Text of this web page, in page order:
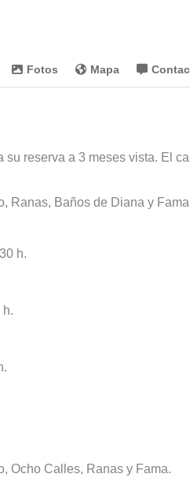
Fotos Mapa
su reserva a 3 meses vista. El
Ranas, Baños de Diana y
h.
h.
Ocho Calles, Ranas y Fama.